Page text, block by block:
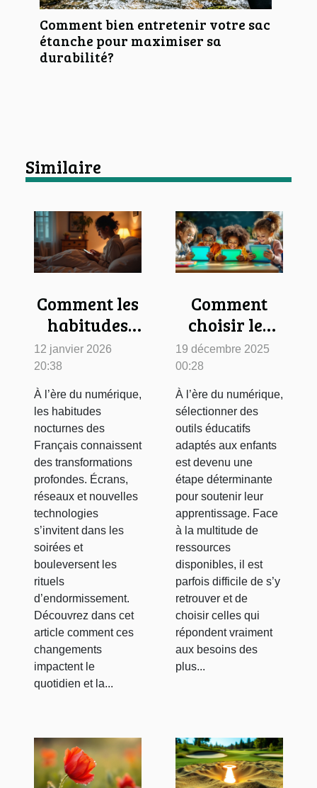
Comment bien entretenir votre sac
étanche pour maximiser sa
durabilité?
Similaire
Comment les
habitudes
nocturnes
des Français
évoluent
avec le
numérique
12 janvier 2026
20:38
À l’ère du numérique,
les habitudes
nocturnes des
Français connaissent
des transformations
profondes. Écrans,
réseaux et nouvelles
technologies
s’invitent dans les
soirées et
bouleversent les
rituels
d’endormissement.
Découvrez dans cet
article comment ces
changements
impactent le
quotidien et la...
Comment
choisir les
meilleurs
éducatifs
numériques
pour enfants
?
19 décembre 2025
00:28
À l’ère du numérique,
sélectionner des
outils éducatifs
adaptés aux enfants
est devenu une
étape déterminante
pour soutenir leur
apprentissage. Face
à la multitude de
ressources
disponibles, il est
parfois difficile de s’y
retrouver et de
choisir celles qui
répondent vraiment
aux besoins des
plus...